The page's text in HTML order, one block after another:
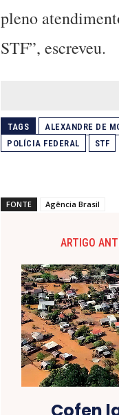
pleno
STF”, escreveu.
TAGS ALEXANDRE DE
POLÍCIA FEDERAL
STF
FONTE Agência Brasil
ARTIGO